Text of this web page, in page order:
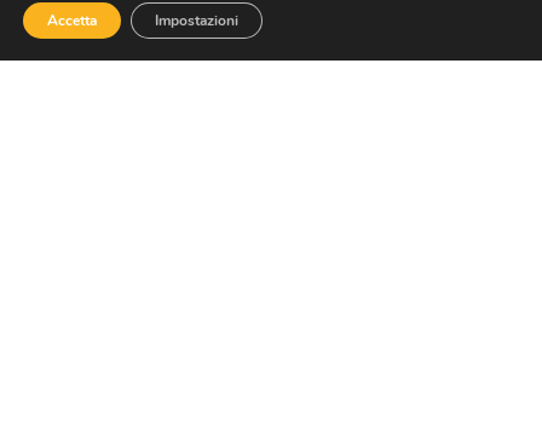
stampa@confesercenti.it
Accetta Impostazioni